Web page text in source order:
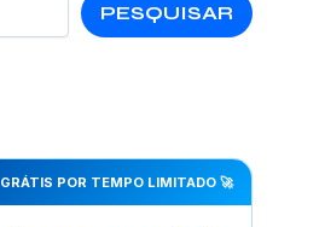
PESQUISAR
GRÁTIS POR TEMPO LIMITADO 🚀